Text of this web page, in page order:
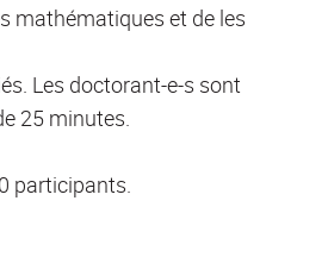
mathématiques et de les
Les doctorant-e-s sont
25 minutes.
participants.